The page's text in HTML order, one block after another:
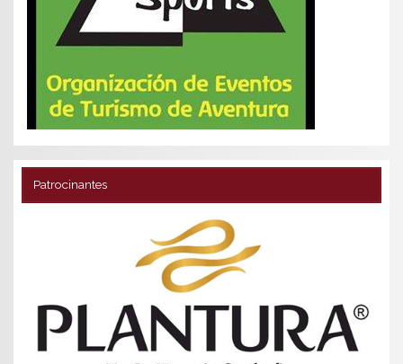
Patrocinantes